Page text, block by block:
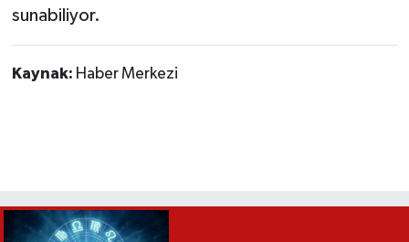
sunabiliyor.
Kaynak: Haber Merkezi